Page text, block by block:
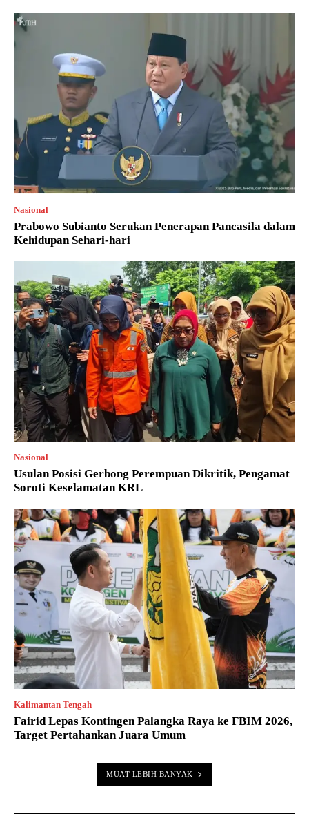
Nasional
Prabowo Subianto Serukan Penerapan Pancasila dalam
Kehidupan Sehari-hari
Nasional
Usulan Posisi Gerbong Perempuan Dikritik, Pengamat
Soroti Keselamatan KRL
Kalimantan Tengah
Fairid Lepas Kontingen Palangka Raya ke FBIM 2026,
Target Pertahankan Juara Umum
MUAT LEBIH BANYAK